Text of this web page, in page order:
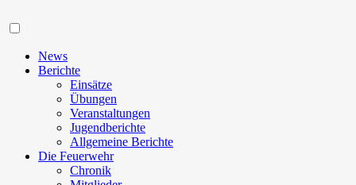
News
Berichte
Einsätze
Übungen
Veranstaltungen
Jugendberichte
Allgemeine Berichte
Die Feuerwehr
Chronik